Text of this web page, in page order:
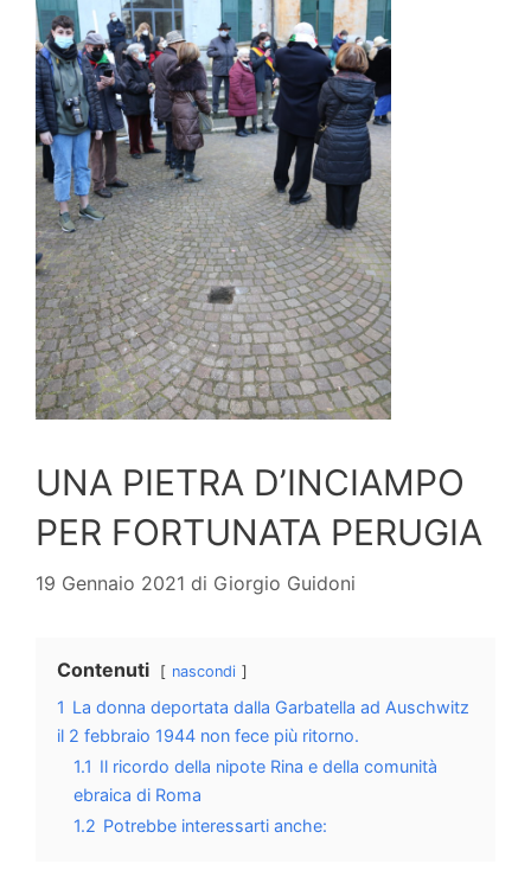
UNA PIETRA D’INCIAMPO
PER FORTUNATA PERUGIA
19 Gennaio 2021 di Giorgio Guidoni
Contenuti nascondi
1 La donna deportata dalla Garbatella ad Auschwitz
il 2 febbraio 1944 non fece più ritorno.
1.1 Il ricordo della nipote Rina e della comunità
ebraica di Roma
1.2 Potrebbe interessarti anche: